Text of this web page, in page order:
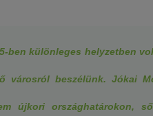
ben különleges helyzetben
városról beszélünk. Jókai
újkori országhatárokon,